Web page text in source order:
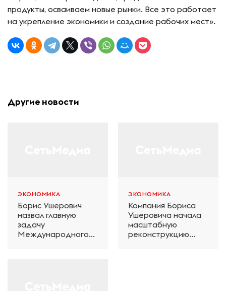
продукты, осваиваем новые рынки. Все это работает
на укрепление экономики и создание рабочих мест».
Другие новости
ЭКОНОМИКА
Борис Ушерович
назвал главную
задачу
Международного
ЭКОНОМИКА
Компания Бориса
Ушеровича начала
масштабную
реконструкцию